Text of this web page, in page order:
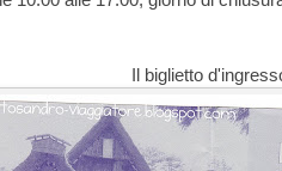
Il biglietto